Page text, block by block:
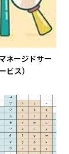
ネージドサー
ス）